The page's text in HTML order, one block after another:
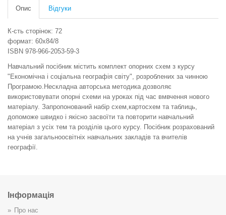
Опис Відгуки
К-сть сторінок: 72
формат: 60x84/8
ISBN 978-966-2053-59-3
Навчальний посібник містить комплект опорних схем з курсу
"Економічна і соціальна географія світу", розроблених за чинною
Програмою.Нескладна авторська методика дозволяє
використовувати опорні схеми на уроках під час вмвчення нового
матеріалу. Запропонований набір схем,картосхем та таблиць,
допоможе швидко і якісно засвоїти та повторити навчальний
матеріал з усіх тем та розділів цього курсу. Посібник розрахований
на учнів загальноосвітніх навчальних закладів та вчителів
географії.
Інформація
Про нас